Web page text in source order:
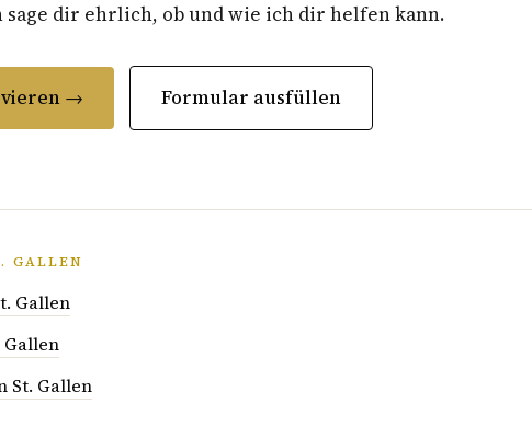
dir ehrlich, ob und wie ich dir helfen kann.
→ Formular ausfüllen
GALLEN
Gallen
St. Gallen